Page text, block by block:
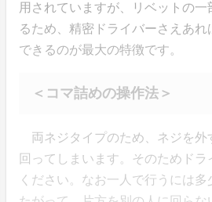
用されていますが、リベットの
るため、精密ドライバーさえあ
できるのが最大の特徴です。
＜コマ詰めの操作法＞
両ネジタイプのため、ネジを外
回ってしまいます。そのためド
ください。なお一人で行うには